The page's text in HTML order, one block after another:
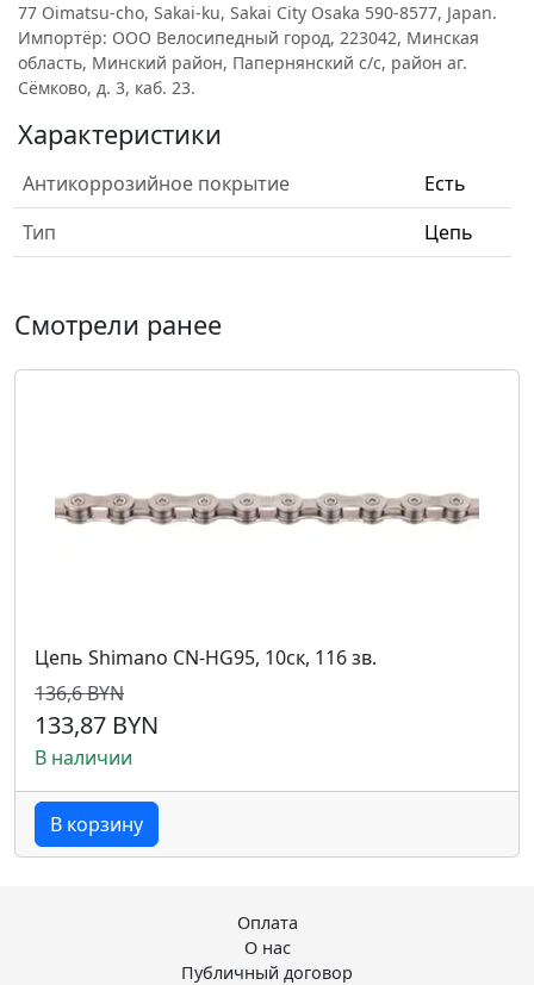
77 Oimatsu-cho, Sakai-ku, Sakai City Osaka 590-8577, Japan.
Импортёр: ООО Велосипедный город, 223042, Минская
область, Минский район, Папернянский с/с, район аг.
Сёмково, д. 3, каб. 23.
Характеристики
Антикоррозийное покрытие
Есть
Тип
Цепь
Смотрели ранее
Цепь Shimano CN-HG95, 10ск, 116 зв.
136,6 BYN
133,87 BYN
В наличии
В корзину
Оплата
О нас
Публичный договор